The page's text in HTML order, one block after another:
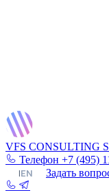
VFS CONSULTING
Телефон +7 (495)
|EN Задать